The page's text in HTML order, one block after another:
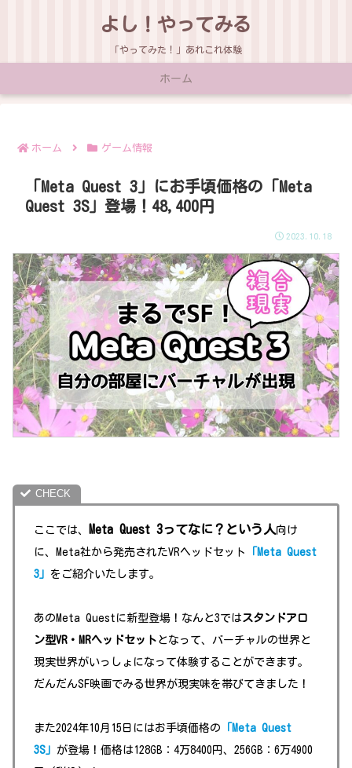
よし！やってみる
「やってみた！」あれこれ体験
ホーム
ホーム ゲーム情報
「Meta Quest 3」にお手頃価格の「Meta
Quest 3S」登場！48,400円
2023.10.18
ここでは、 Meta Quest 3ってなに？という人 向け
に、Meta社から発売されたVRヘッドセット
「Meta Quest
3」 をご紹介いたします。
あのMeta Questに新型登場！なんと3ではスタンドアロ
ン型VR・MRヘッドセット となって、バーチャルの世界と
現実世界がいっしょになって体験することができます。
だんだんSF映画でみる世界が現実味を帯びてきました！
また2024年10月15日にはお手頃価格の 「Meta Quest
3S」 が登場！価格は128GB：4万8400円、256GB：6万4900